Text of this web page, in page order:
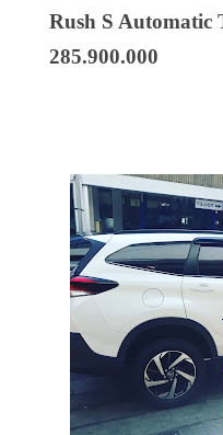
Rush S Automatic
285.900.000